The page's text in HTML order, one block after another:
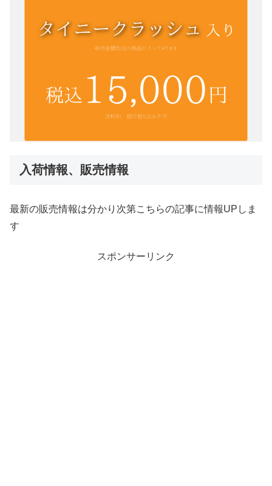
入荷情報、販売情報
最新の販売情報は分かり次第こちらの記事に情報UPしま
す
スポンサーリンク